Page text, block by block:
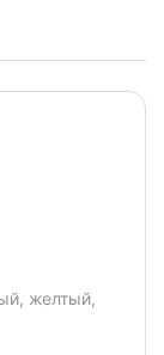
желтый,